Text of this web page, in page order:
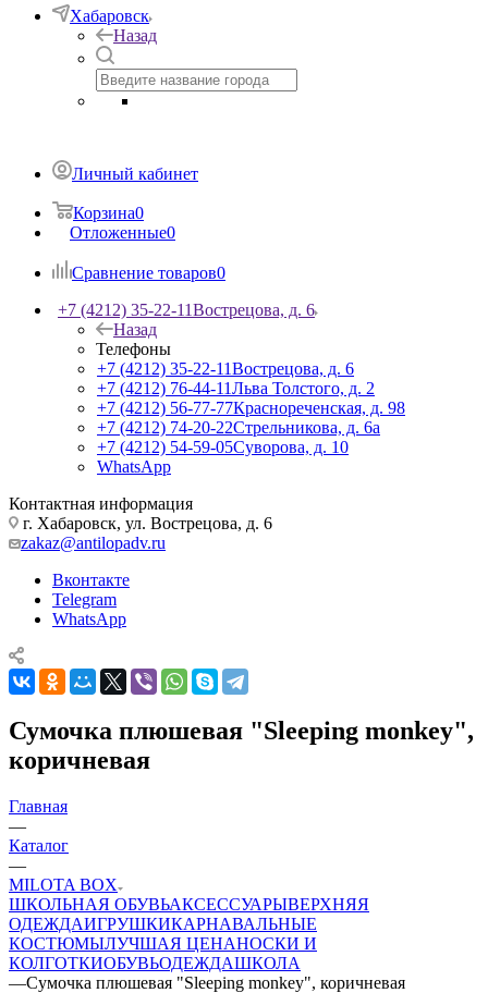
Хабаровск
Назад
Личный кабинет
Корзина0
Отложенные0
Сравнение товаров0
+7 (4212) 35-22-11Вострецова, д. 6
Назад
Телефоны
+7 (4212) 35-22-11Вострецова, д. 6
+7 (4212) 76-44-11Льва Толстого, д. 2
+7 (4212) 56-77-77Краснореченская, д. 98
+7 (4212) 74-20-22Стрельникова, д. 6а
+7 (4212) 54-59-05Суворова, д. 10
WhatsApp
Контактная информация
г. Хабаровск, ул. Вострецова, д. 6
zakaz@antilopadv.ru
Вконтакте
Telegram
WhatsApp
Сумочка плюшевая "Sleeping monkey",
коричневая
Главная
—
Каталог
—
MILOTA BOX
ШКОЛЬНАЯ ОБУВЬАКСЕССУАРЫВЕРХНЯЯ
ОДЕЖДАИГРУШКИКАРНАВАЛЬНЫЕ
КОСТЮМЫЛУЧШАЯ ЦЕНАНОСКИ И
КОЛГОТКИОБУВЬОДЕЖДАШКОЛА
—Сумочка плюшевая "Sleeping monkey", коричневая